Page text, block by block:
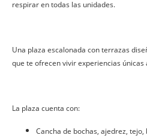
respirar en todas las unidades.
Una plaza escalonada con terrazas
que te ofrecen vivir experiencias únicas
La plaza cuenta con:
Cancha de bochas, ajedrez, tejo,